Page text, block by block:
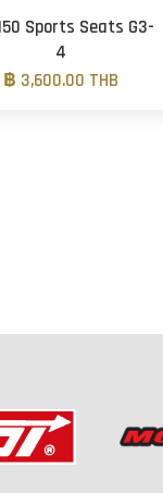
Sports Seats G3-
4
฿ 3,600.00 THB